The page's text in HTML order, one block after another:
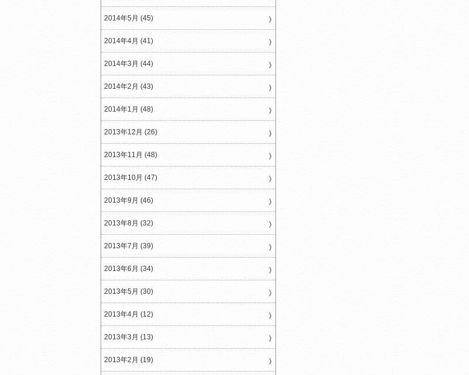
2014年5月 (45)
2014年4月 (41)
2014年3月 (44)
2014年2月 (43)
2014年1月 (48)
2013年12月 (26)
2013年11月 (48)
2013年10月 (47)
2013年9月 (46)
2013年8月 (32)
2013年7月 (39)
2013年6月 (34)
2013年5月 (30)
2013年4月 (12)
2013年3月 (13)
2013年2月 (19)